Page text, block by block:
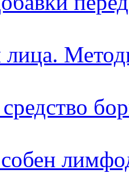
лица.
средство